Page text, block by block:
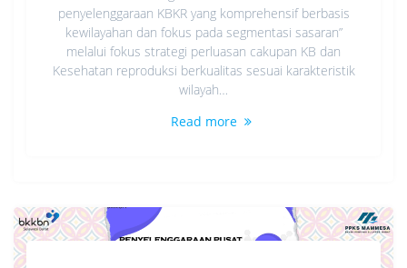
penyelenggaraan KBKR yang komprehensif berbasis
kewilayahan dan fokus pada segmentasi sasaran”
melalui fokus strategi perluasan cakupan KB dan
Kesehatan reproduksi berkualitas sesuai karakteristik
wilayah…
Read more